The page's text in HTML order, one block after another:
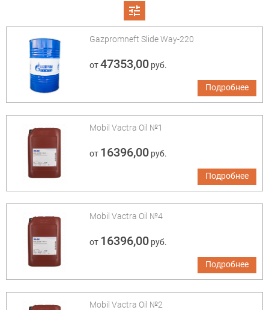
tune
Gazpromneft Slide Way-220
от47353,00руб.
Подробнее
Mobil Vactra Oil №1
от 16396,00руб.
Подробнее
Mobil Vactra Oil №4
от 16396,00руб.
Подробнее
Mobil Vactra Oil №2